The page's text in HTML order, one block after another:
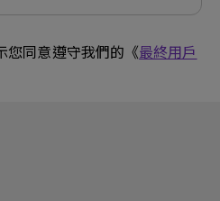
您同意遵守我們的《最終用戶